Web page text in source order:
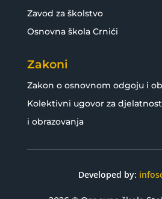
Zavod za školstvo
Osnovna škola Crnići
Zakoni
Zakon o osnovnom odgoju i
Kolektivni ugovor za
i obrazovanja
Developed by: